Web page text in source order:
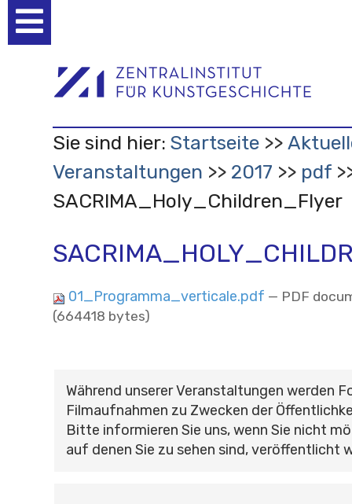
Werkzeuge
Sie sind hier: Startseite
Veranstaltungen
2017
pdf
SACRIMA_Holy_Children_Flyer
01_Programma_verticale.pdf — PDF
(664418 bytes)
Während unserer Veranstaltungen werden
Filmaufnahmen zu Zwecken der
Bitte informieren Sie uns, wenn Sie nicht
auf denen Sie zu sehen sind, veröffentlicht